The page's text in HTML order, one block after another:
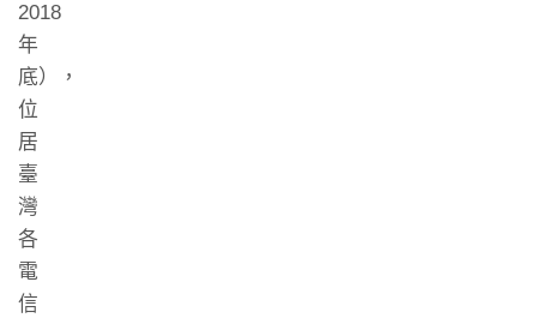
2018
年
底），
位
居
臺
灣
各
電
信